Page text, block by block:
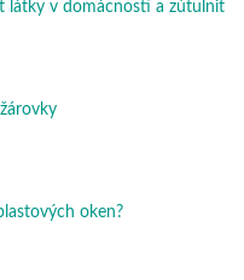
látky v domácnosti a zútulnit
oken?